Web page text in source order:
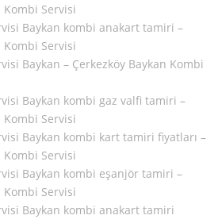
Kombi Servisi
Baykan kombi anakart tamiri –
Kombi Servisi
Baykan – Çerkezköy Baykan Kombi
Baykan kombi gaz valfi tamiri –
Kombi Servisi
Baykan kombi kart tamiri fiyatları –
Kombi Servisi
Baykan kombi eşanjör tamiri –
Kombi Servisi
Baykan kombi anakart tamiri